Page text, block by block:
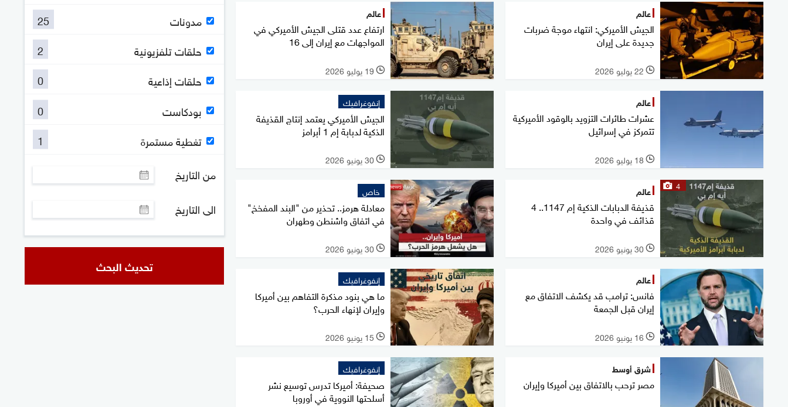
عالم
الجيش الأميركي: انتهاء موجة ضربات
جديدة على إيران
l 22 يوليو 2026
عالم
ارتفاع عدد قتلى الجيش الأميركي في
المواجهات مع إيران إلى 16
l 19 يوليو 2026
عالم
عشرات طائرات التزويد بالوقود الأميركية
تتمركز في إسرائيل
l 18 يوليو 2026
إنفوغرافيك
الجيش الأميركي يعتمد إنتاج القذيفة
الذكية لدبابة إم 1 أبرامز
l 30 يونيو 2026
4 عالم
قذيفة الدبابات الذكية إم 1147.. 4
قذائف في واحدة
l 30 يونيو 2026
خاص
معادلة هرمز.. تحذير من "البند المفخخ"
في اتفاق واشنطن وطهران
l 30 يونيو 2026
عالم
فانس: ترامب قد يكشف الاتفاق مع
إيران قبل الجمعة
l 16 يونيو 2026
إنفوغرافيك
ما هي بنود مذكرة التفاهم بين أميركا
وإيران لإنهاء الحرب؟
l 15 يونيو 2026
شرق أوسط
مصر ترحب بالاتفاق بين أميركا وإيران
إنفوغرافيك
صحيفة: أميركا تدرس توسيع نشر
أسلحتها النووية في أوروبا
مدونات
25
حلقات تلفزيونية
2
حلقات إذاعية
0
بودكاست
0
تغطية مستمرة
1
من التاريخ
الى التاريخ
تحديث البحث